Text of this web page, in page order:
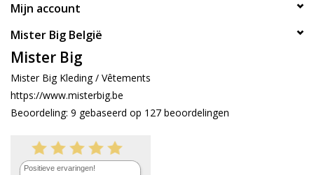
Mijn account
Mister Big België
Mister Big
Mister Big Kleding / Vêtements
https://www.misterbig.be
Beoordeling: 9 gebaseerd op 127 beoordelingen